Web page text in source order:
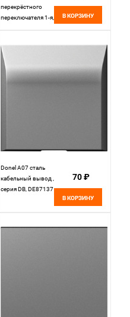
перекрёстного
переключателя 1-я,
В КОРЗИНУ
Donel A07 сталь
кабельный вывод ,
серия DB, DE87137
70 ₽
В КОРЗИНУ